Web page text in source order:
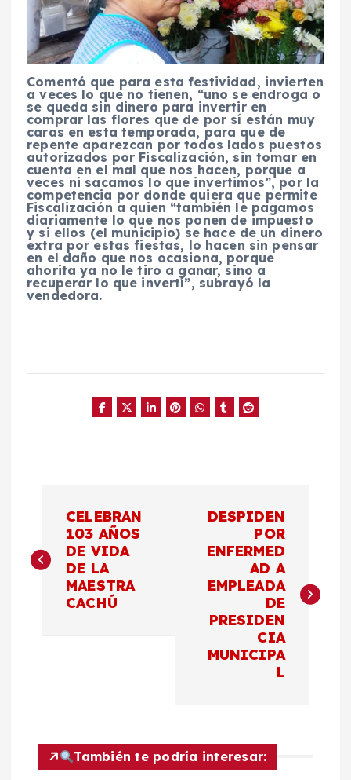
Comentó que para esta festividad, invierten
a veces lo que no tienen, “uno se endroga o
se queda sin dinero para invertir en
comprar las flores que de por sí están muy
caras en esta temporada, para que de
repente aparezcan por todos lados puestos
autorizados por Fiscalización, sin tomar en
cuenta en el mal que nos hacen, porque a
veces ni sacamos lo que invertimos”, por la
competencia por donde quiera que permite
Fiscalización a quien “también le pagamos
diariamente lo que nos ponen de impuesto
y si ellos (el municipio) se hace de un dinero
extra por estas fiestas, lo hacen sin pensar
en el daño que nos ocasiona, porque
ahorita ya no le tiro a ganar, sino a
recuperar lo que invertí”, subrayó la
vendedora.
a
v
c
CELEBRAN
103 AÑOS
DE VIDA
DE LA
MAESTRA
CACHÚ
DESPIDEN
POR
ENFERMED
AD A
EMPLEADA
DE
PRESIDEN
CIA
MUNICIPA
L
También te podría interesar: